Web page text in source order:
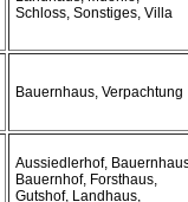
Schloss, Sonstiges, Villa
Bauernhaus, Verpachtung
Aussiedlerhof,
Bauernhof, Forsthaus,
Gutshof, Landhaus,